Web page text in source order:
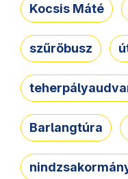
Kocsis Máté
szűrőbusz
Barlangtúra